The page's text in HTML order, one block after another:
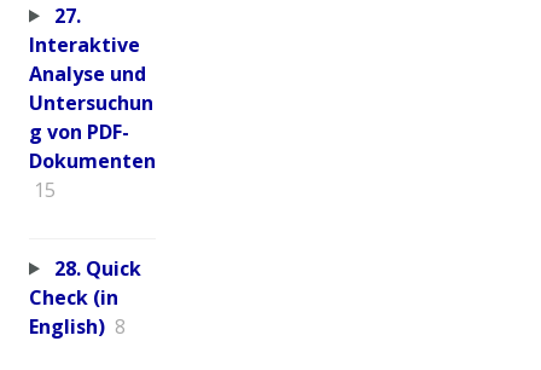
27.
Interaktive
Analyse und
Untersuchun
g von PDF-
Dokumenten
15
28. Quick
Check (in
English) 8